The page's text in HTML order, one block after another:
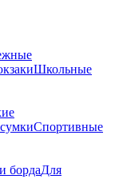
Школьные
Спортивные
бордаДля